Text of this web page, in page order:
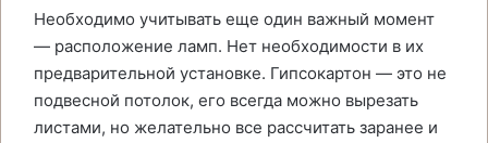
Необходимо учитывать еще один важный момент
— расположение ламп. Нет необходимости в их
предварительной установке. Гипсокартон — это не
подвесной потолок, его всегда можно вырезать
листами, но желательно все рассчитать заранее и